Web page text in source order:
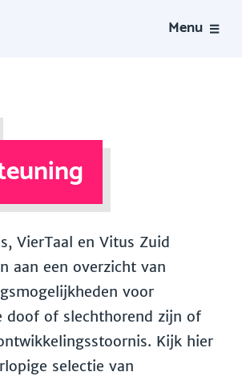
Menu
VierTaal en Vitus Zuid
aan een overzicht van
voor
doof of slechthorend zijn of
Kijk hier
selectie van